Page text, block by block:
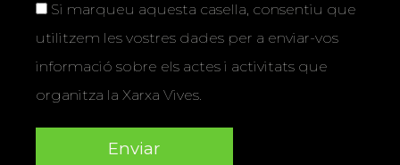
Si marqueu aquesta casella, consentiu que
utilitzem les vostres dades per a enviar-vos
informació sobre els actes i activitats que
organitza la Xarxa Vives.